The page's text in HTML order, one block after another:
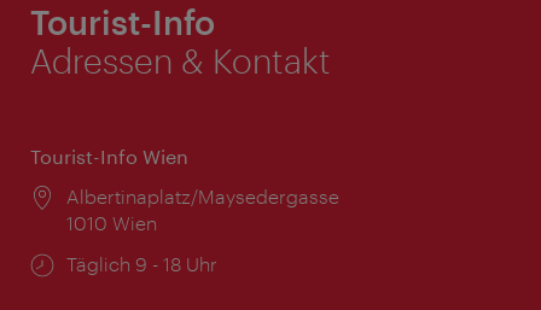
Tourist-Info
Adressen & Kontakt
Tourist-Info Wien
Ort:
Albertinaplatz/Maysedergasse
1010 Wien
Öffnungszeiten:
Täglich 9 - 18 Uhr